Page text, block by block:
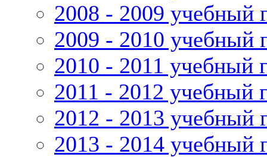
2008 - 2009 учебный
2009 - 2010 учебный
2010 - 2011 учебный
2011 - 2012 учебный
2012 - 2013 учебный
2013 - 2014 учебный